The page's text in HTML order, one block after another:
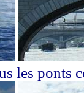
les ponts